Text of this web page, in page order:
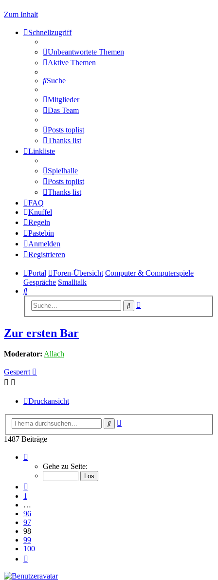
Zum Inhalt
Schnellzugriff
Unbeantwortete Themen
Aktive Themen
Suche
Mitglieder
Das Team
Posts toplist
Thanks list
Linkliste
Spielhalle
Posts toplist
Thanks list
FAQ
Knuffel
Regeln
Pastebin
Anmelden
Registrieren
Portal Foren-Übersicht Computer & Computerspiele
Gespräche Smalltalk
Suche
Suche
Zur ersten Bar
Moderator: Allach
Gesperrt
Druckansicht
Suche
1487 Beiträge
98
von
Gehe zu Seite:
1
…
96
97
98
99
100